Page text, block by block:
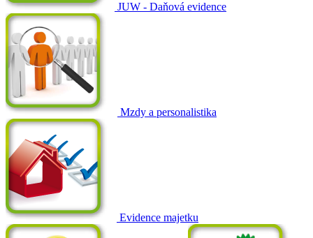
JUW - Daňová evidence
Mzdy a personalistika
Evidence majetku